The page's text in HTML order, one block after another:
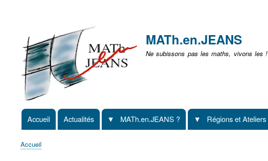
non
identifié
MATh.en.JEANS
Ne subissons pas les maths, vivons les !
Navigation
principale
Accueil Actualités MATh.en.JEANS ? Régions et Ateliers
Accueil